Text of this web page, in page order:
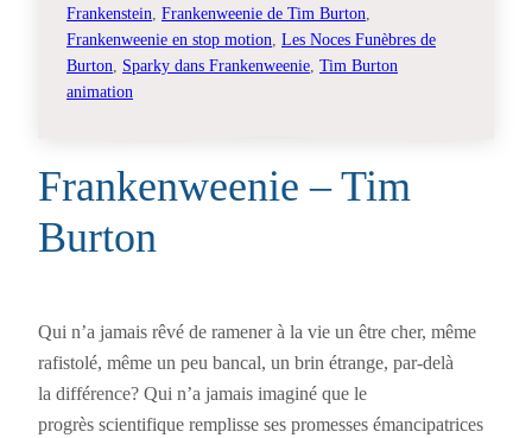
Frankenstein Frankenweenie de Tim Burton
Frankenweenie en stop motion Les Noces Funèbres de
Burton
Sparky dans Frankenweenie Tim Burton
animation
Frankenweenie – Tim
Burton
Qui n’a jamais rêvé de ramener à la vie un être cher, même
rafistolé, même un peu bancal, un brin étrange, par-delà
la différence? Qui n’a jamais imaginé que le
progrès scientifique remplisse ses promesses émancipatrices